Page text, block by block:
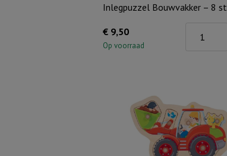
Inlegpuzzel Bouwvakker – 8 st
€ 9,50
Op voorraad
aantal